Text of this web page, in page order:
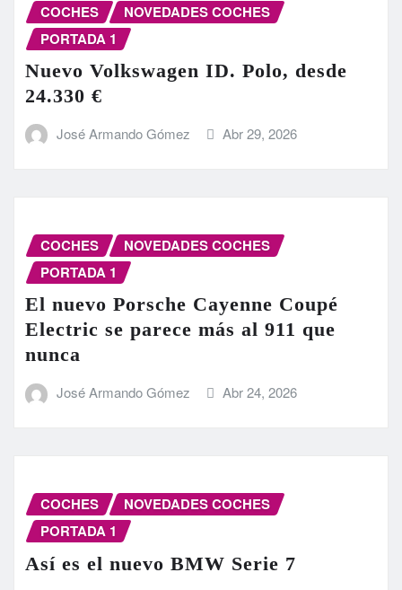
COCHES
NOVEDADES COCHES
PORTADA 1
Nuevo Volkswagen ID. Polo, desde
24.330 €
José Armando Gómez Abr 29, 2026
COCHES
NOVEDADES COCHES
PORTADA 1
El nuevo Porsche Cayenne Coupé
Electric se parece más al 911 que
nunca
José Armando Gómez Abr 24, 2026
COCHES
NOVEDADES COCHES
PORTADA 1
Así es el nuevo BMW Serie 7